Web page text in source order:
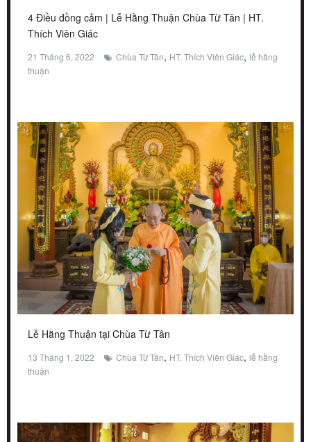
4 Điều đồng cảm | Lễ Hằng Thuận Chùa Từ Tân | HT.
Thích Viên Giác
21 Tháng 6, 2022 Chùa Từ Tân, HT. Thích Viên Giác, lễ hằng
thuận
Lễ Hằng Thuận tại Chùa Từ Tân
13 Tháng 1, 2022 Chùa Từ Tân, HT. Thích Viên Giác, lễ hằng
thuận